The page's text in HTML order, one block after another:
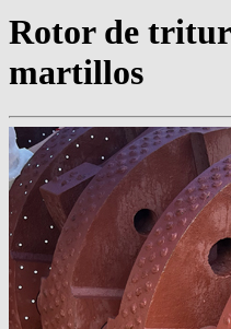
Rotor de
martillos